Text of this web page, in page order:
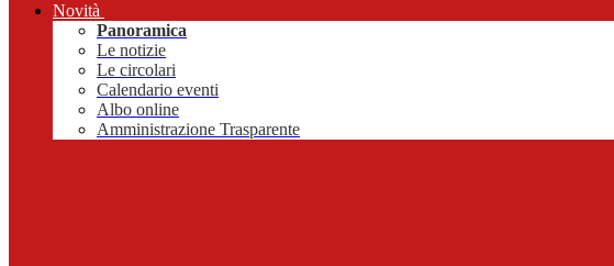
Novità
Panoramica
Le notizie
Le circolari
Calendario eventi
Albo online
Amministrazione Trasparente